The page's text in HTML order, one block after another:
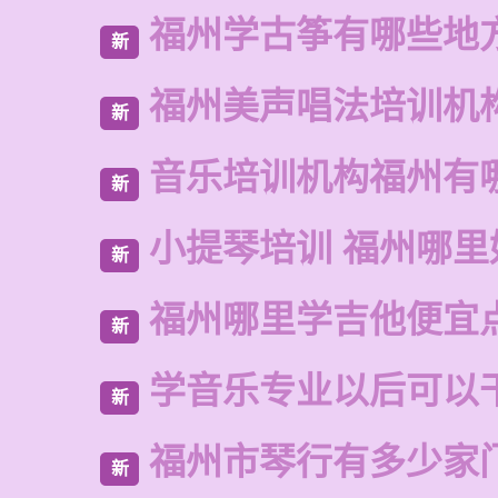
新 福州学古筝有哪些地
新 福州美声唱法培训机
新 音乐培训机构福州有
新 小提琴培训 福州哪
新 福州哪里学吉他便宜
新 学音乐专业以后可以
新 福州市琴行有多少家